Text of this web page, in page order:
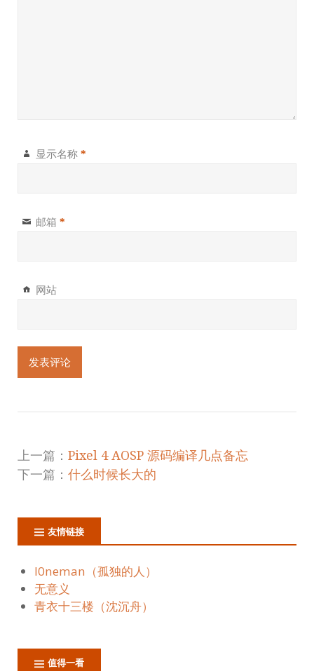
显示名称 *
邮箱 *
网站
上一篇： Pixel 4 AOSP 源码编译几点备忘
下一篇： 什么时候长大的
友情链接
l0neman（孤独的人）
无意义
青衣十三楼（沈沉舟）
值得一看